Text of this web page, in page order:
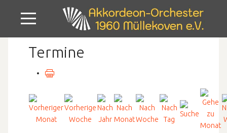
Mobile Menu Toggle
Termine